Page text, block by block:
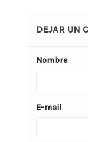
DEJAR UN
Nombre
E-mail